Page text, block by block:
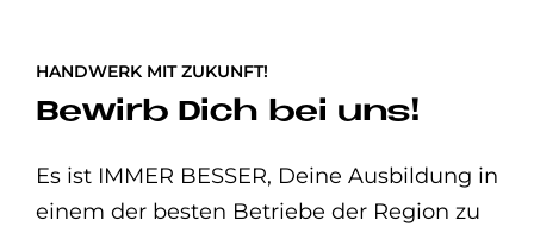
HANDWERK MIT ZUKUNFT!
Bewirb Dich bei uns!
Es ist IMMER BESSER, Deine Ausbildung in
einem der besten Betriebe der Region zu